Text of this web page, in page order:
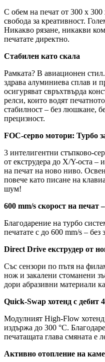
С обем на печат от 300 x
свобода за креативност.
Никакво рязане, никакви
печатате директно.
Стабилен като скала
Рамката? В авиационен
здрава алуминиева сплав и
осигуряват свръхтвърда
релси, които водят
стабилност – без люшкане,
прецизност.
FOC-серво мотори: Турбо
3 интелигентни стъпково-
от екструдера до X/Y-оста –
на печат на ново ниво.
повече като писане на
шум!
600 mm/s скорост на печат
Благодарение на турбо
печатате с до 600 mm/s – без
Direct Drive екструдер от
Със сензори по пътя на
нож и закалени стоманени
дори абразивни материали
Quick-Swap хотенд с дебит
Модулният High-Flow хотенд
издържа до 300 °C.
печатащата глава смяната е
Активно отопление на